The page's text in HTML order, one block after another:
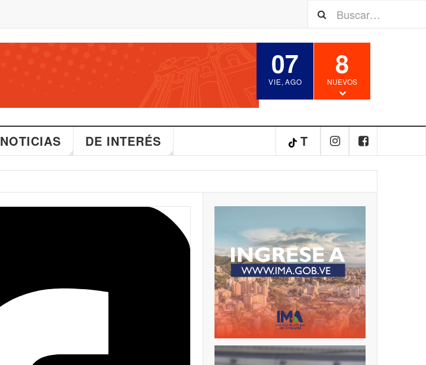
07
VIE, AGO
8
NUEVOS
NOTICIAS DE INTERÉS T